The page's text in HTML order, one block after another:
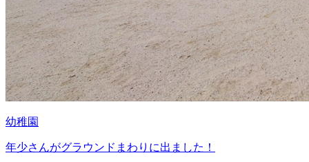
幼稚園
年少さんがグラウンドまわりに出ました！